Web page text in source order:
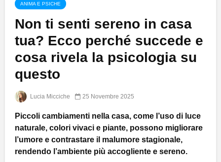
ANIMA E PSICHE
Non ti senti sereno in casa
tua? Ecco perché succede e
cosa rivela la psicologia su
questo
Lucia Micciche 25 Novembre 2025
Piccoli cambiamenti nella casa, come l’uso di luce
naturale, colori vivaci e piante, possono migliorare
l’umore e contrastare il malumore stagionale,
rendendo l’ambiente più accogliente e sereno.